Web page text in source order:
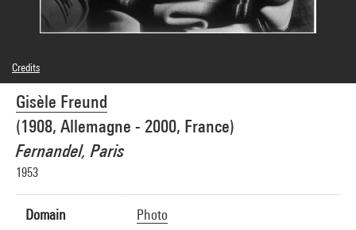
Gisèle Freund
(1908, Allemagne - 2000, France)
Fernandel, Paris
1953
Domain Photo
Credits
© Estate Gisèle Freund/IMEC Images
Photo credits : Centre Pompidou, MNAM-CCI/Adam Rzepka/Dist. GrandPalaisRmn
Image reference : 4F71045 [2003 CX 1299]
Image presentation :GrandPalaisRmnPhoto